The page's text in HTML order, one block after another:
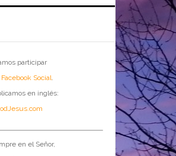
participar
Facebook Social.
en inglés:
en el Señor,